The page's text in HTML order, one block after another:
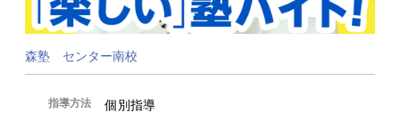
森塾 センター南校
指導方法 個別指導